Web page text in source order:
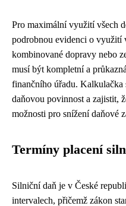
Pro maximální využití všech
podrobnou evidenci o využití
kombinované dopravy nebo
musí být kompletní a
finančního úřadu. Kalkulačka
daňovou povinnost a zajistit,
možnosti pro snížení daňové
Termíny placení
Silniční daň je v České
intervalech, přičemž zákon